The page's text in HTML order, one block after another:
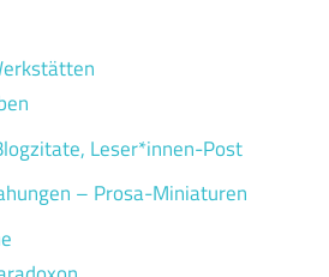
Leser*innen-Post
– Prosa-Miniaturen